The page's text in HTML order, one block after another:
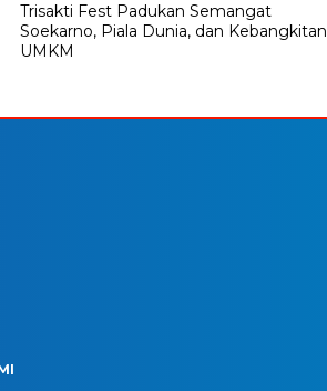
Trisakti Fest Padukan Semangat
Soekarno, Piala Dunia, dan Kebangkitan
UMKM